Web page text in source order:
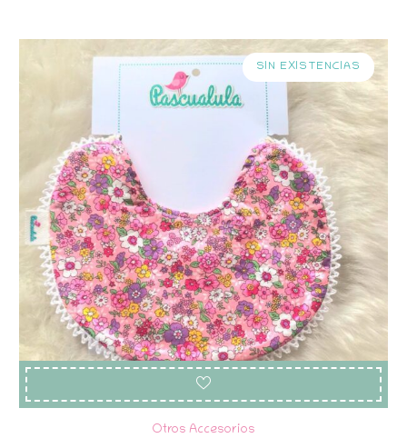
SIN EXISTENCIAS
Otros Accesorios